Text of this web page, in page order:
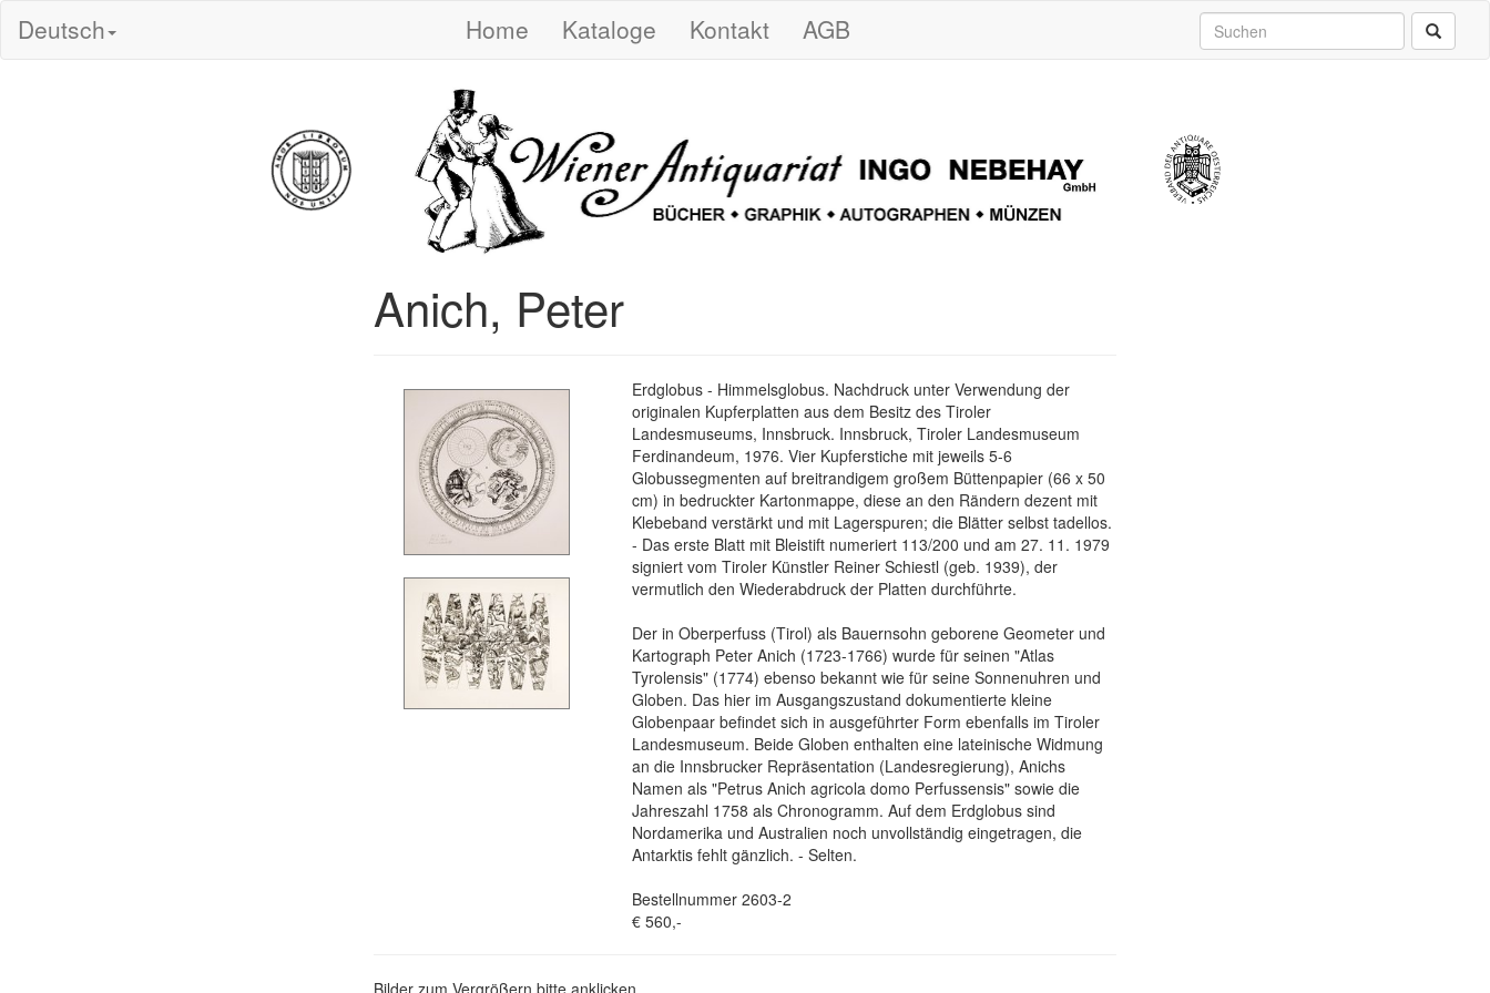
Deutsch Home Kataloge Kontakt AGB
Anich, Peter
Erdglobus - Himmelsglobus. Nachdruck unter Verwendung der
originalen Kupferplatten aus dem Besitz des Tiroler
Landesmuseums, Innsbruck. Innsbruck, Tiroler Landesmuseum
Ferdinandeum, 1976. Vier Kupferstiche mit jeweils 5-6
Globussegmenten auf breitrandigem großem Büttenpapier (66 x 50
cm) in bedruckter Kartonmappe, diese an den Rändern dezent mit
Klebeband verstärkt und mit Lagerspuren; die Blätter selbst tadellos.
- Das erste Blatt mit Bleistift numeriert 113/200 und am 27. 11. 1979
signiert vom Tiroler Künstler Reiner Schiestl (geb. 1939), der
vermutlich den Wiederabdruck der Platten durchführte.
Der in Oberperfuss (Tirol) als Bauernsohn geborene Geometer und
Kartograph Peter Anich (1723-1766) wurde für seinen "Atlas
Tyrolensis" (1774) ebenso bekannt wie für seine Sonnenuhren und
Globen. Das hier im Ausgangszustand dokumentierte kleine
Globenpaar befindet sich in ausgeführter Form ebenfalls im Tiroler
Landesmuseum. Beide Globen enthalten eine lateinische Widmung
an die Innsbrucker Repräsentation (Landesregierung), Anichs
Namen als "Petrus Anich agricola domo Perfussensis" sowie die
Jahreszahl 1758 als Chronogramm. Auf dem Erdglobus sind
Nordamerika und Australien noch unvollständig eingetragen, die
Antarktis fehlt gänzlich. - Selten.
Bestellnummer 2603-2
€ 560,-
Bilder zum Vergrößern bitte anklicken.